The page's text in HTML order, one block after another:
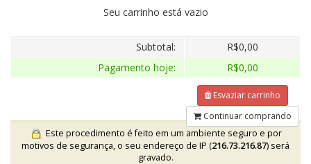
Seu carrinho está vazio
Subtotal:
R$0,00
Pagamento hoje:
R$0,00
Esvaziar carrinho
Continuar comprando
Este procedimento é feito em um ambiente seguro e por
motivos de segurança, o seu endereço de IP (216.73.216.87) será
gravado.